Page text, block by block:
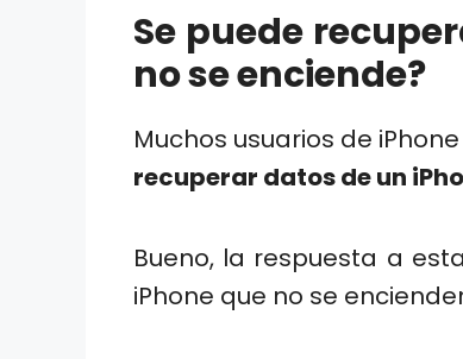
Se puede
no se enciende?
Muchos usuarios de
recuperar datos de un
Bueno, la respuesta a
iPhone que no se